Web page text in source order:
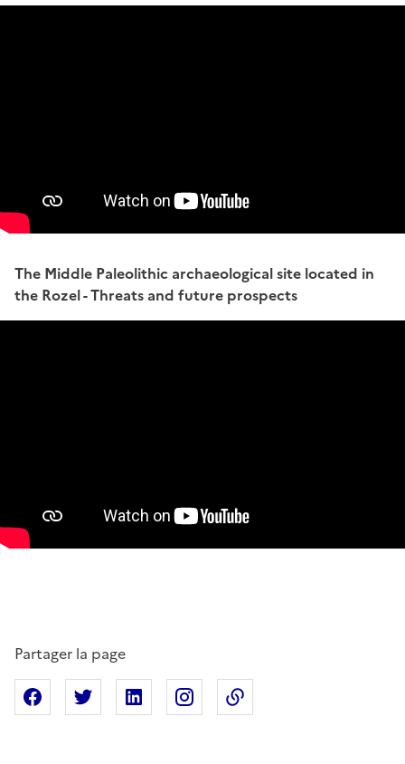
The Middle Paleolithic archaeological site located in
the Rozel - Threats and future prospects
Partager la page
Partager sur Facebook
Partager sur XPartager sur Linkedin
Partager sur Instagram